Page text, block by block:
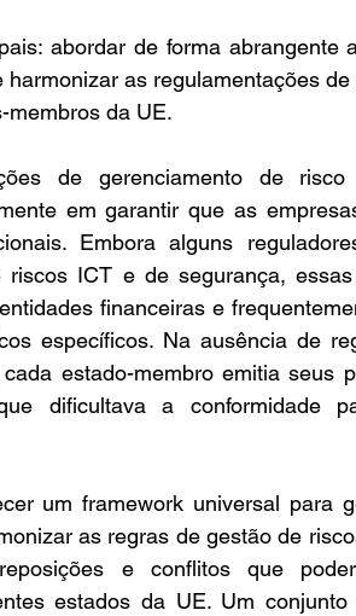
abordar de forma abrangente
as regulamentações
membros da UE.
de gerenciamento de risco
em garantir que as
Embora alguns
riscos ICT e de segurança,
financeiras e
específicos. Na ausência de
estado-membro emitia seus
dificultava a conformidade
um framework universal para
as regras de gestão de
e conflitos que
estados da UE. Um